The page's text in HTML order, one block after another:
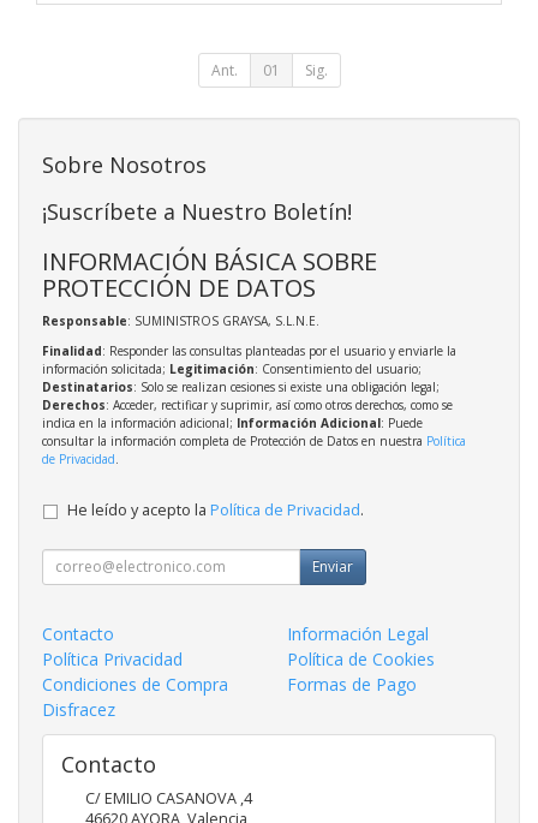
Ant. 01 Sig.
Sobre Nosotros
¡Suscríbete a Nuestro Boletín!
INFORMACIÓN BÁSICA SOBRE
PROTECCIÓN DE DATOS
Responsable: SUMINISTROS GRAYSA, S.L.N.E.
Finalidad: Responder las consultas planteadas por el usuario y enviarle la
información solicitada; Legitimación: Consentimiento del usuario;
Destinatarios: Solo se realizan cesiones si existe una obligación legal;
Derechos: Acceder, rectificar y suprimir, así como otros derechos, como se
indica en la información adicional; Información Adicional: Puede
consultar la información completa de Protección de Datos en nuestra Política
de Privacidad
He leído y acepto la Política de Privacidad.
Enviar
Contacto
Información Legal
Política Privacidad
Política de Cookies
Condiciones de Compra
Formas de Pago
Disfracez
Contacto
C/ EMILIO CASANOVA ,4
46620AYORA Valencia